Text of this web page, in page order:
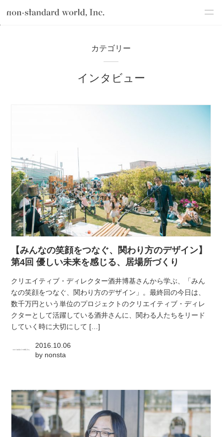
csr
works
recruit
atelier
contact
english
カテゴリー
インタビュー
【みんなの笑顔をつなぐ、関わり方のデザイン】
第4回 優しい未来を感じる、居場所づくり
クリエイティブ・ディレクター酒井博基さんから学ぶ、「みん
なの笑顔をつなぐ、関わり方のデザイン」。最終回の今日は、
数千万円という単位のプロジェクトのクリエイティブ・ディレ
クターとして活躍している酒井さんに、関わる人たちをリード
していく時に大切にして […]
2016.10.06
by nonsta